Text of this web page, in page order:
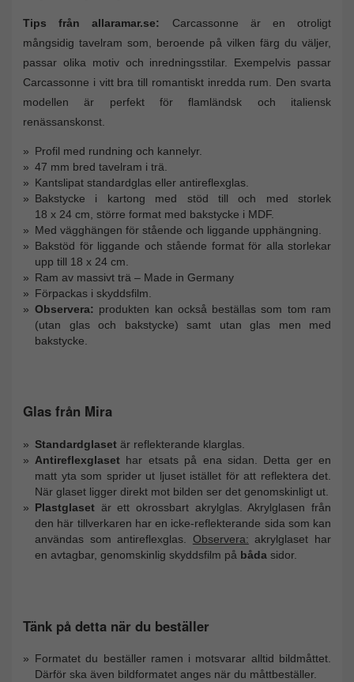
Tips från allaramar.se: Carcassonne är en otroligt
mångsidig tavelram som, beroende på vilken färg du väljer,
passar olika motiv och inredningsstilar. Exempelvis passar
Carcassonne i vitt bra till romantiskt inredda rum. Den svarta
modellen är perfekt för flamländsk och italiensk
renässanskonst.
Profil med rundning och kannelyr.
47 mm bred tavelram i trä.
Kantslipat standardglas eller antireflexglas.
Bakstycke i kartong med stöd till och med storlek
18 x 24 cm, större format med bakstycke i MDF.
Med vägghängen för stående och liggande upphängning.
Bakstöd för liggande och stående format för alla storlekar
upp till 18 x 24 cm.
Ram av massivt trä – Made in Germany
Förpackas i skyddsfilm.
Observera: produkten kan också beställas som tom ram
(utan glas och bakstycke) samt utan glas men med
bakstycke.
Glas från Mira
Standardglaset är reflekterande klarglas.
Antireflexglaset har etsats på ena sidan. Detta ger en
matt yta som sprider ut ljuset istället för att reflektera det.
När glaset ligger direkt mot bilden ser det genomskinligt ut.
Plastglaset är ett okrossbart akrylglas. Akrylglasen från
den här tillverkaren har en icke-reflekterande sida som kan
användas som antireflexglas. Observera: akrylglaset har
en avtagbar, genomskinlig skyddsfilm på båda sidor.
Tänk på detta när du beställer
Formatet du beställer ramen i motsvarar alltid bildmåttet.
Därför ska även bildformatet anges när du måttbeställer.